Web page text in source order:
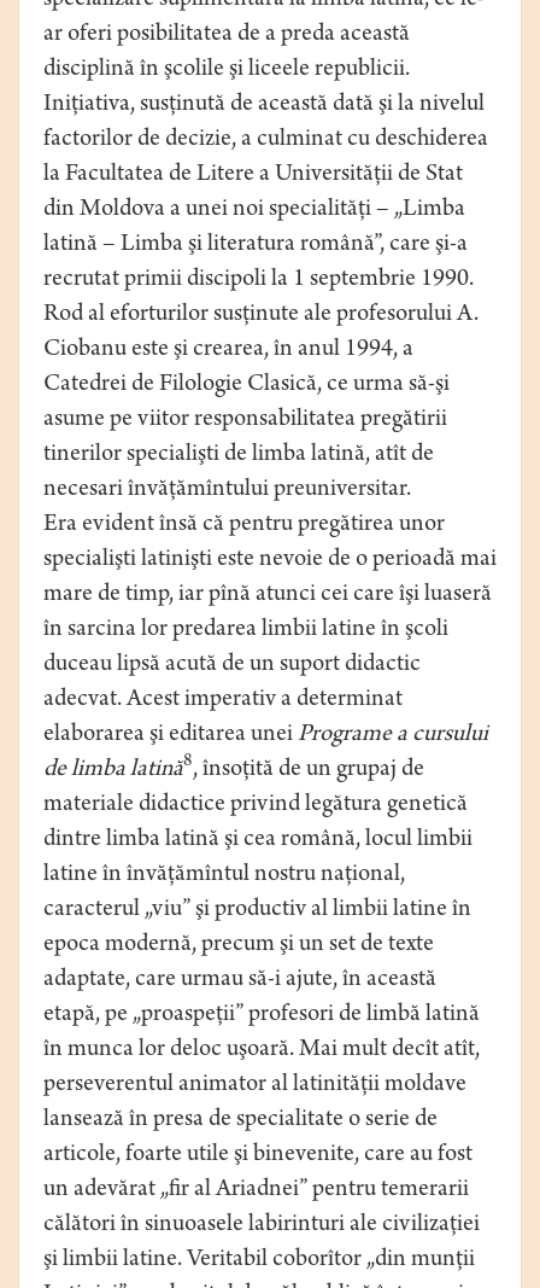
ar oferi posibilitatea de a preda această
disciplină în şcolile şi liceele republicii.
Iniţiativa, susţinută de această dată şi la nivelul
factorilor de decizie, a culminat cu deschiderea
la Facultatea de Litere a Universităţii de Stat
din Moldova a unei noi specialităţi – „Limba
latină – Limba şi literatura română”, care şi-a
recrutat primii discipoli la 1 septembrie 1990.
Rod al eforturilor susţinute ale profesorului A.
Ciobanu este şi crearea, în anul 1994, a
Catedrei de Filologie Clasică, ce urma să-şi
asume pe viitor responsabilitatea pregătirii
tinerilor specialişti de limba latină, atît de
necesari învăţămîntului preuniversitar.
Era evident însă că pentru pregătirea unor
specialişti latinişti este nevoie de o perioadă mai
mare de timp, iar pînă atunci cei care îşi luaseră
în sarcina lor predarea limbii latine în şcoli
duceau lipsă acută de un suport didactic
adecvat. Acest imperativ a determinat
elaborarea şi editarea uneiPrograme a cursului
de limba latină8, însoţită de un grupaj de
materiale didactice privind legătura genetică
dintre limba latină şi cea română, locul limbii
latine în învăţămîntul nostru naţional,
caracterul „viu” şi productiv al limbii latine în
epoca modernă, precum şi un set de texte
adaptate, care urmau să-i ajute, în această
etapă, pe „proaspeţii” profesori de limbă latină
în munca lor deloc uşoară. Mai mult decît atît,
perseverentul animator al latinităţii moldave
lansează în presa de specialitate o serie de
articole, foarte utile şi binevenite, care au fost
un adevărat „fir al Ariadnei” pentru temerarii
călători în sinuoasele labirinturi ale civilizaţiei
şi limbii latine. Veritabil coborîtor „din munţii